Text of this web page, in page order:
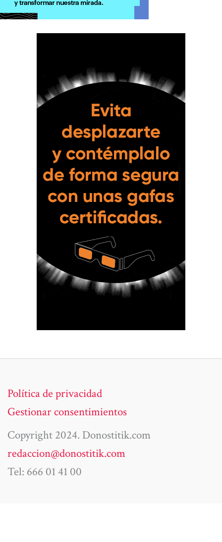
Política de privacidad
Gestionar consentimientos
Copyright 2024. Donostitik.com
redaccion@donostitik.com
Tel: 666 01 41 00